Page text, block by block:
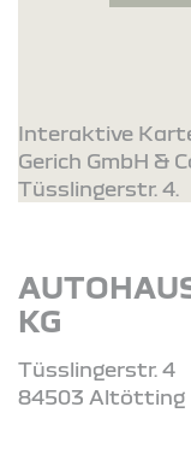
Interaktive
Gerich GmbH &
Tüsslingerstr. 4.
KG
Tüsslingerstr. 4
84503 Altötting